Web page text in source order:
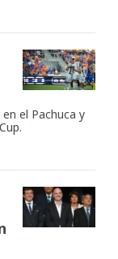
el Pachuca y